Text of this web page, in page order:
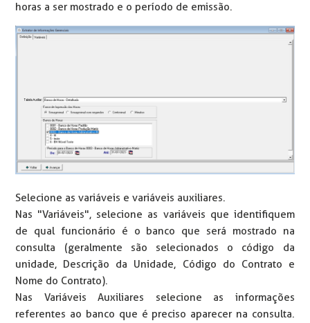
horas a ser mostrado e o período de emissão.
Selecione as variáveis e variáveis auxiliares.
Nas "Variáveis", selecione as variáveis que identifiquem
de qual funcionário é o banco que será mostrado na
consulta (geralmente são selecionados o código da
unidade, Descrição da Unidade, Código do Contrato e
Nome do Contrato).
Nas Variáveis Auxiliares selecione as informações
referentes ao banco que é preciso aparecer na consulta.